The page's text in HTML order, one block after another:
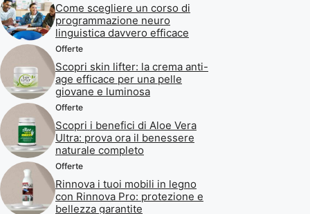
Come scegliere un corso di
programmazione neuro
linguistica davvero efficace
Offerte
Scopri skin lifter: la crema anti-
age efficace per una pelle
giovane e luminosa
Offerte
Scopri i benefici di Aloe Vera
Ultra: prova ora il benessere
naturale completo
Offerte
Rinnova i tuoi mobili in legno
con Rinnova Pro: protezione e
bellezza garantite